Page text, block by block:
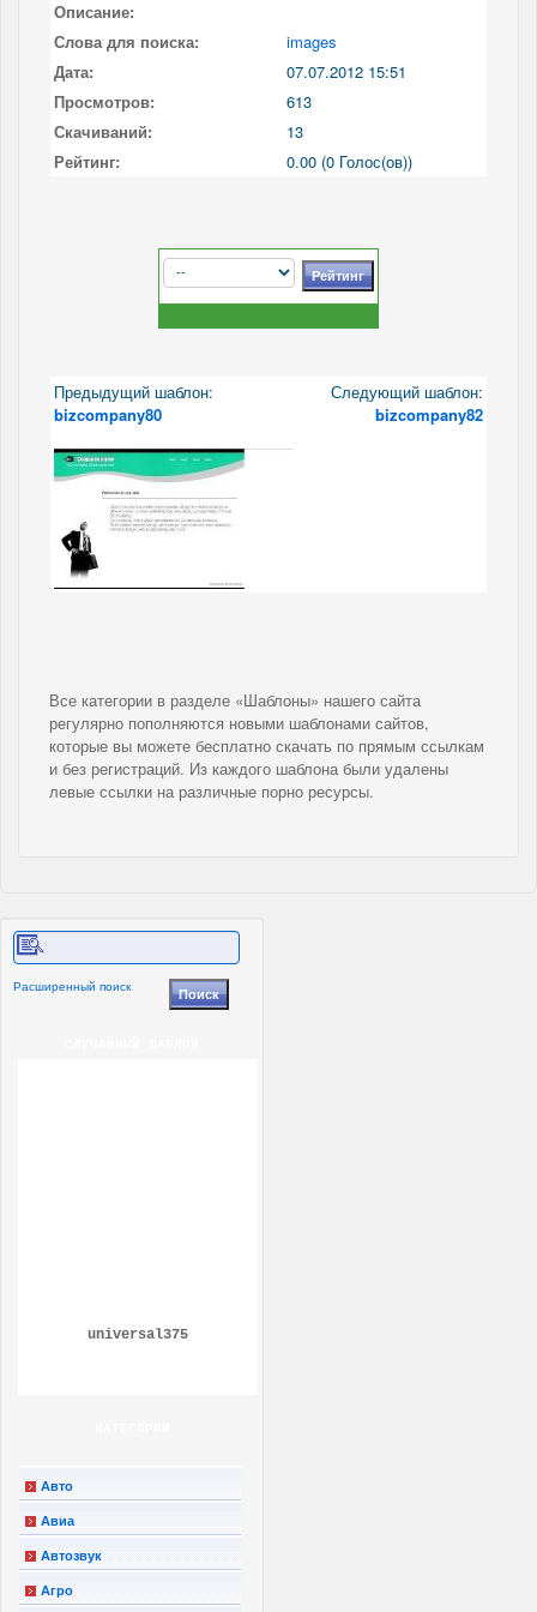
Описание:
Слова для поиска:
images
Дата:
07.07.2012 15:51
Просмотров:
613
Скачиваний:
13
Рейтинг:
0.00 (0 Голос(ов))
Предыдущий шаблон:
bizcompany80
Следующий шаблон:
bizcompany82
Все категории в разделе «Шаблоны» нашего сайта
регулярно пополняются новыми шаблонами сайтов,
которые вы можете бесплатно скачать по прямым ссылкам
и без регистраций. Из каждого шаблона были удалены
левые ссылки на различные порно ресурсы.
Расширенный поиск
universal375
Авто
Авиа
Автозвук
Агро